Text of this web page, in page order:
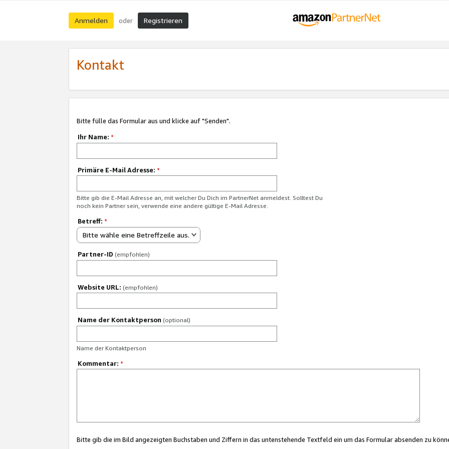
Anmelden oder Registrieren
Kontakt
Bitte fülle das Formular aus und klicke auf "Senden".
Ihr Name: *
Primäre E-Mail Adresse: *
Bitte gib die E-Mail Adresse an, mit welcher Du Dich im PartnerNet anmeldest. Solltest Du
noch kein Partner sein, verwende eine andere gültige E-Mail Adresse.
Betreff: *
Bitte wähle eine Betreffzeile aus.
Partner-ID (empfohlen)
Website URL: (empfohlen)
Name der Kontaktperson (optional)
Name der Kontaktperson
Kommentar: *
Bitte gib die im Bild angezeigten Buchstaben und Ziffern in das untenstehende Textfeld ein um das Formular absenden zu